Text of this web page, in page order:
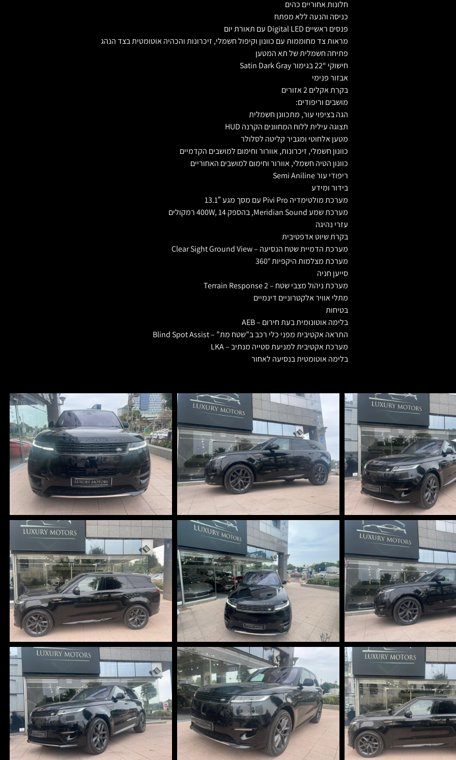
חלונות אחוריים כהים
כניסה והנעה ללא מפתח
פנסים ראשיים Digital LED עם תאורת יום
מראות צד מחוממות עם כוונון וקיפול חשמלי, זיכרונות והכהיה אוטומטית בצד הנהג
פתיחה חשמלית של תא המטען
חישוקי “22 בגימור Satin Dark Gray
אבזור פנימי
בקרת אקלים 2 אזורים
מושבים וריפודים:
הגה בציפוי עור, מתכוונן חשמלית
תצוגה עילית ללוח המחוונים הקרנה HUD
מטען אלחוטי ומגביר קליטה לסלולר
כוונון חשמלי, זיכרונות, אוורור וחימום למושבים הקדמיים
כוונון הטיה חשמלי, אוורור וחימום למושבים האחוריים
ריפודי עור Semi Aniline
בידור ומידע
מערכת מולטימדיה Pivi Pro עם מסך מגע 13.1″
מערכת שמע Meridian Sound, בהספק 400W, 14 רמקולים
עזרי נהיגה
בקרת שיוט אדפטיבית
מערכת הדמיית שטח הנסיעה – Clear Sight Ground View
מערכת מצלמות היקפיות 360°
סייען חניה
מערכת ניהול מצבי שטח – Terrain Response 2
מתלי אוויר אלקטרוניים דינמיים
בטיחות
בלימה אוטונומית בעת חירום – AEB
התראה אקטיבית מפני כלי רכב ב”שטח מת” – Blind Spot Assist
מערכת אקטיבית למניעת סטייה מנתיב – LKA
בלימה אוטומטית בנסיעה לאחור